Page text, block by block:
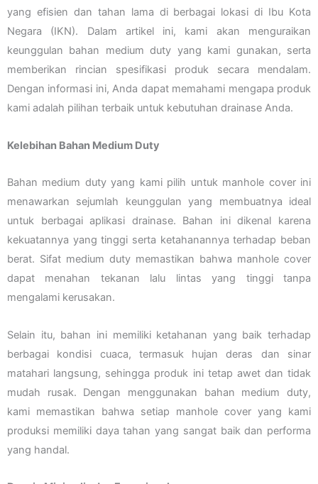
yang efisien dan tahan lama di berbagai lokasi di Ibu Kota
Negara (IKN). Dalam artikel ini, kami akan menguraikan
keunggulan bahan medium duty yang kami gunakan, serta
memberikan rincian spesifikasi produk secara mendalam.
Dengan informasi ini, Anda dapat memahami mengapa produk
kami adalah pilihan terbaik untuk kebutuhan drainase Anda.
Kelebihan Bahan Medium Duty
Bahan medium duty yang kami pilih untuk manhole cover ini
menawarkan sejumlah keunggulan yang membuatnya ideal
untuk berbagai aplikasi drainase. Bahan ini dikenal karena
kekuatannya yang tinggi serta ketahanannya terhadap beban
berat. Sifat medium duty memastikan bahwa manhole cover
dapat menahan tekanan lalu lintas yang tinggi tanpa
mengalami kerusakan.
Selain itu, bahan ini memiliki ketahanan yang baik terhadap
berbagai kondisi cuaca, termasuk hujan deras dan sinar
matahari langsung, sehingga produk ini tetap awet dan tidak
mudah rusak. Dengan menggunakan bahan medium duty,
kami memastikan bahwa setiap manhole cover yang kami
produksi memiliki daya tahan yang sangat baik dan performa
yang handal.